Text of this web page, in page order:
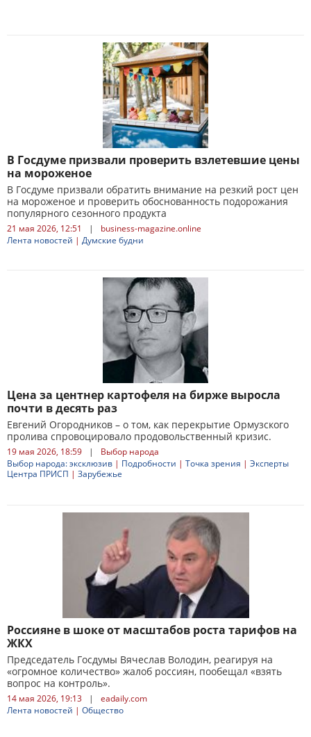
В Госдуме призвали проверить взлетевшие цены
на мороженое
В Госдуме призвали обратить внимание на резкий рост цен
на мороженое и проверить обоснованность подорожания
популярного сезонного продукта
21 мая 2026, 12:51 |
business-magazine.online
Лента новостей | Думские будни
Цена за центнер картофеля на бирже выросла
почти в десять раз
Евгений Огородников – о том, как перекрытие Ормузского
пролива спровоцировало продовольственный кризис.
19 мая 2026, 18:59 |
Выбор народа
Выбор народа: эксклюзив | Подробности | Точка зрения | Эксперты
Центра ПРИСП | Зарубежье
Россияне в шоке от масштабов роста тарифов на
ЖКХ
Председатель Госдумы Вячеслав Володин, реагируя на
«огромное количество» жалоб россиян, пообещал «взять
вопрос на контроль».
14 мая 2026, 19:13 |
eadaily.com
Лента новостей | Общество